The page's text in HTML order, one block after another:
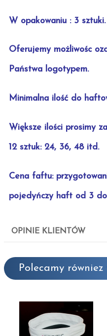
W opakowaniu : 3 sztuki.
Oferujemy możliwośc
Państwa logotypem.
Minimalna ilość do
Większe ilości prosimy
12 sztuk: 24, 36, 48 itd.
Cena faftu:
pojedyńczy haft od 3 do
OPINIE KLIENTÓW
Polecamy